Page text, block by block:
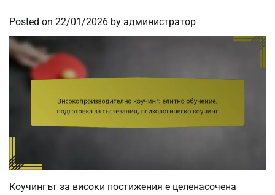
Posted on 22/01/2026 by администратор
Коучингът за високи постижения е целенасочена